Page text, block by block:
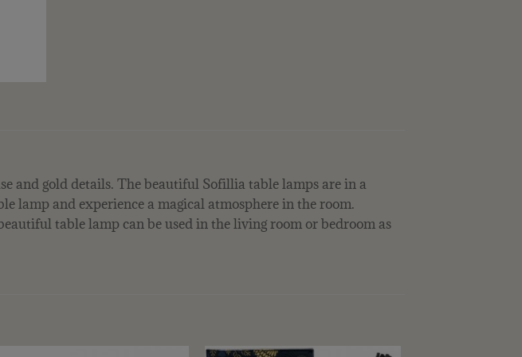
and gold details. The beautiful Sofillia table lamps are in a
lamp and experience a magical atmosphere in the room.
table lamp can be used in the living room or bedroom as